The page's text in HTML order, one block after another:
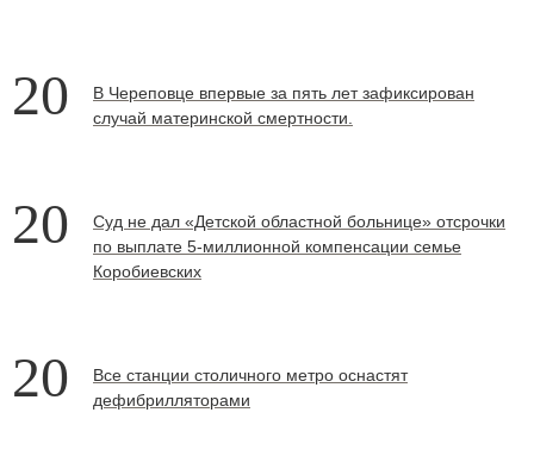
20
В Череповце впервые за пять лет зафиксирован
случай материнской смертности.
20
Суд не дал «Детской областной больнице» отсрочки
по выплате 5-миллионной компенсации семье
Коробиевских
20
Все станции столичного метро оснастят
дефибрилляторами